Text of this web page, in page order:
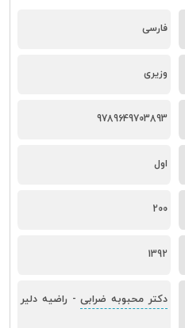
فارسی
وزیری
9789649703893
اول
200
1392
دکتر محبوبه ضرابی- راضیه دلیر